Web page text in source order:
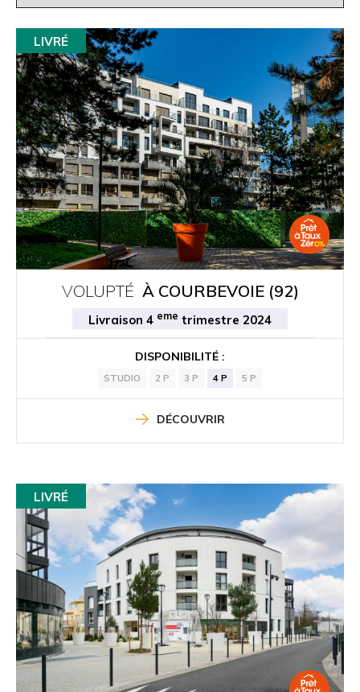
LIVRÉ
VOLUPTÉ À COURBEVOIE (92)
Livraison 4 eme trimestre 2024
DISPONIBILITÉ :
STUDIO 2 P 3 P 4 P 5 P
DÉCOUVRIR
LIVRÉ